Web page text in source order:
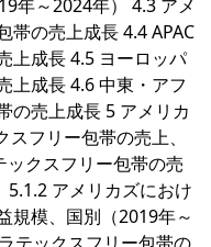
年～2024年） 4.3 アメ
帯の売上成長 4.4 APAC
上成長 4.5 ヨーロッパ
上成長 4.6 中東・アフ
の売上成長 5 アメリカ
フリー包帯の売上、
クスフリー包帯の売
アメリカズにおけ
規模、国別（2019年～